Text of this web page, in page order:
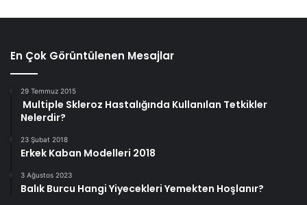
En Çok Görüntülenen Mesajlar
29 Temmuz 2015
Multiple Skleroz Hastalığında Kullanılan Tetkikler
Nelerdir?
23 Şubat 2018
Erkek Kaban Modelleri 2018
3 Ağustos 2023
Balık Burcu Hangi Yiyecekleri Yemekten Hoşlanır?